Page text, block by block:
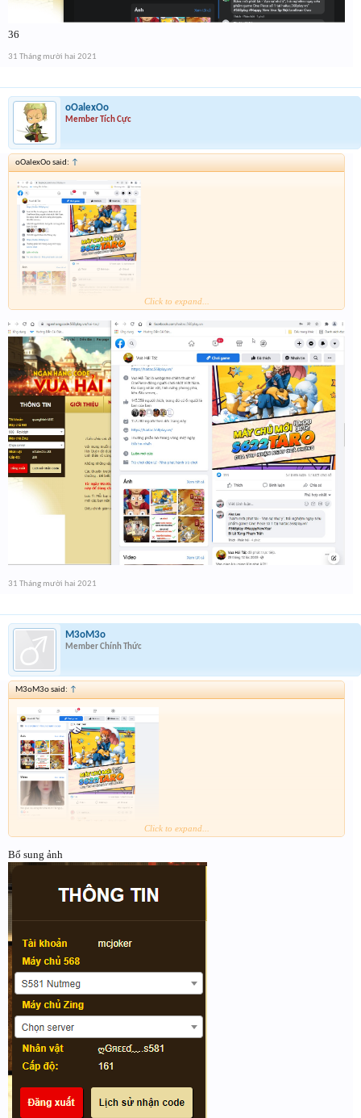
36
31 Tháng mười hai 2021
oOalexOo
Member Tích Cực
oOalexOo said: ↑
23
Click to expand...
31 Tháng mười hai 2021
M3oM3o
Member Chính Thức
M3oM3o said: ↑
Click to expand...
Bổ sung ảnh